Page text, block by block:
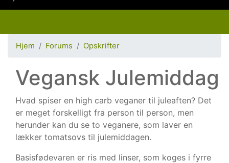
Hjem Forums Opskrifter
Vegansk Julemiddag
Hvad spiser en high carb veganer til juleaften? Det
er meget forskelligt fra person til person, men
herunder kan du se to veganere, som laver en
lækker tomatsovs til julemiddagen.
Basisfødevaren er ris med linser, som koges i fyrre